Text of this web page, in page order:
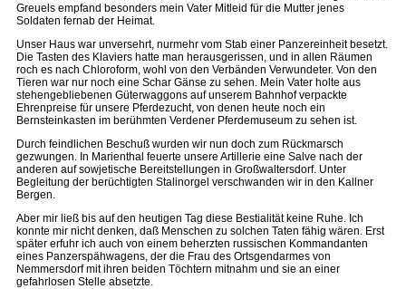
Greuels empfand besonders mein Vater Mitleid für die Mutter jenes
Soldaten fernab der Heimat.
Unser Haus war unversehrt, nurmehr vom Stab einer Panzereinheit besetzt.
Die Tasten des Klaviers hatte man herausgerissen, und in allen Räumen
roch es nach Chloroform, wohl von den Verbänden Verwundeter. Von den
Tieren war nur noch eine Schar Gänse zu sehen. Mein Vater holte aus
stehengebliebenen Güterwaggons auf unserem Bahnhof verpackte
Ehrenpreise für unsere Pferdezucht, von denen heute noch ein
Bernsteinkasten im berühmten Verdener Pferdemuseum zu sehen ist.
Durch feindlichen Beschuß wurden wir nun doch zum Rückmarsch
gezwungen. In Marienthal feuerte unsere Artillerie eine Salve nach der
anderen auf sowjetische Bereitstellungen in Großwaltersdorf. Unter
Begleitung der berüchtigten Stalinorgel verschwanden wir in den Kallner
Bergen.
Aber mir ließ bis auf den heutigen Tag diese Bestialität keine Ruhe. Ich
konnte mir nicht denken, daß Menschen zu solchen Taten fähig wären. Erst
später erfuhr ich auch von einem beherzten russischen Kommandanten
eines Panzerspähwagens, der die Frau des Ortsgendarmes von
Nemmersdorf mit ihren beiden Töchtern mitnahm und sie an einer
gefahrlosen Stelle absetzte.